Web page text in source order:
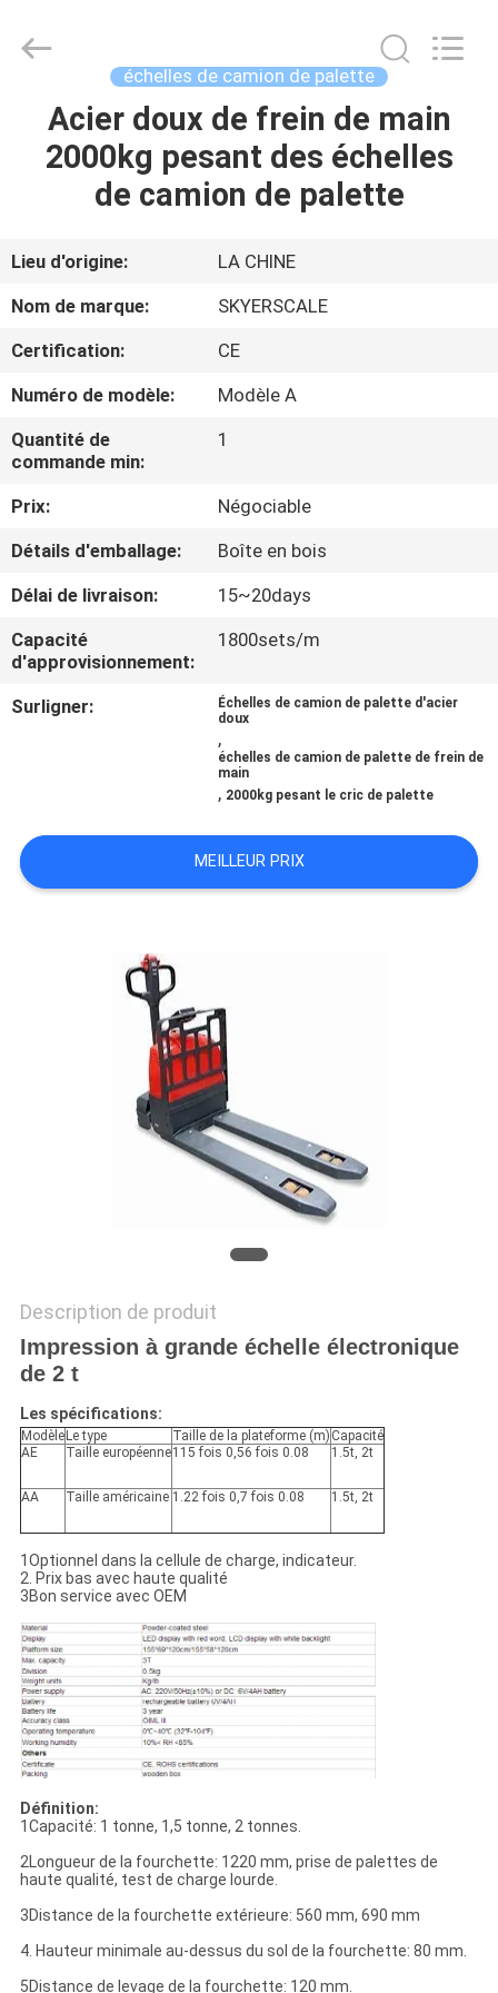
MAISON
PRODUITS
VIDÉOS
À
PROPOS
NOUS
VISITE
DE
L'USINE
QUALITÉ
DEMANDEZ
UN DEVIS
PRIVACY
Co.,Limited.
échelles de camion de palette
Acier doux de frein de main
2000kg pesant des échelles
de camion de palette
Lieu d'origine:
LA CHINE
Nom de marque:
SKYERSCALE
Certification:
CE
Numéro de modèle:
Modèle A
Quantité de
commande min:
1
Prix:
Négociable
Détails d'emballage:
Boîte en bois
Délai de livraison:
15~20days
Capacité
d'approvisionnement:
1800sets/m
Surligner:
Échelles de camion de palette d'acier
doux
,
échelles de camion de palette de frein de
main
, 2000kg pesant le cric de palette
MEILLEUR PRIX
Description de produit
Impression à grande échelle électronique
de 2 t
Les spécifications:
Modèle Le type Taille de la plateforme (m) Capacité
AE
Taille européenne115 fois 0,56 fois 0.08 1.5t, 2t
AA Taille américaine 1.22 fois 0,7 fois 0.08 1.5t, 2t
1Optionnel dans la cellule de charge, indicateur.
2. Prix bas avec haute qualité
3Bon service avec OEM
Définition:
1Capacité: 1 tonne, 1,5 tonne, 2 tonnes.
2Longueur de la fourchette: 1220 mm, prise de palettes de
haute qualité, test de charge lourde.
3Distance de la fourchette extérieure: 560 mm, 690 mm
4. Hauteur minimale au-dessus du sol de la fourchette: 80 mm.
5Distance de levage de la fourchette: 120 mm.